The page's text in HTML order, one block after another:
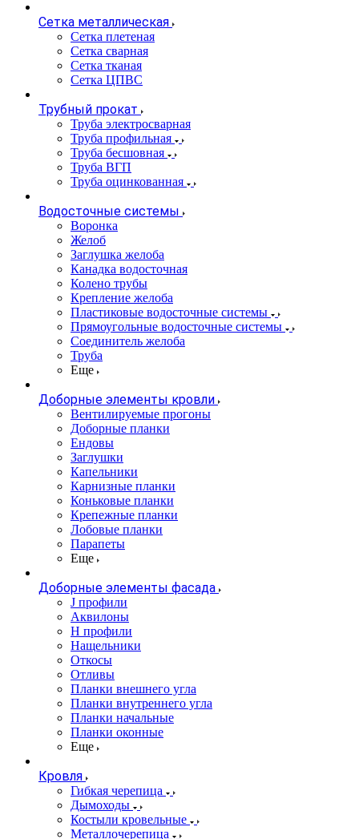
Сетка металлическая
Сетка плетеная
Сетка сварная
Сетка тканая
Сетка ЦПВС
Трубный прокат
Труба электросварная
Труба профильная
Труба бесшовная
Труба ВГП
Труба оцинкованная
Водосточные системы
Воронка
Желоб
Заглушка желоба
Канадка водосточная
Колено трубы
Крепление желоба
Пластиковые водосточные системы
Прямоугольные водосточные системы
Соединитель желоба
Труба
Еще
Доборные элементы кровли
Вентилируемые прогоны
Доборные планки
Ендовы
Заглушки
Капельники
Карнизные планки
Коньковые планки
Крепежные планки
Лобовые планки
Парапеты
Еще
Доборные элементы фасада
J профили
Аквилоны
Н профили
Нащельники
Откосы
Отливы
Планки внешнего угла
Планки внутреннего угла
Планки начальные
Планки оконные
Еще
Кровля
Гибкая черепица
Дымоходы
Костыли кровельные
Металлочерепица